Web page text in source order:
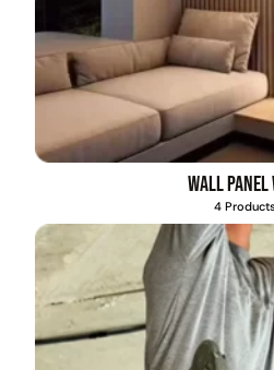
Wall Panel
4 Products
Explora más